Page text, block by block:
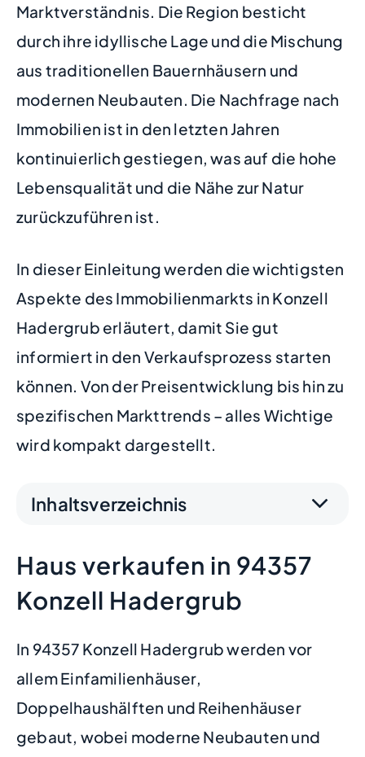
Marktverständnis. Die Region besticht
durch ihre idyllische Lage und die Mischung
aus traditionellen Bauernhäusern und
modernen Neubauten. Die Nachfrage nach
Immobilien ist in den letzten Jahren
kontinuierlich gestiegen, was auf die hohe
Lebensqualität und die Nähe zur Natur
zurückzuführen ist.
In dieser Einleitung werden die wichtigsten
Aspekte des Immobilienmarkts in Konzell
Hadergrub erläutert, damit Sie gut
informiert in den Verkaufsprozess starten
können. Von der Preisentwicklung bis hin zu
spezifischen Markttrends – alles Wichtige
wird kompakt dargestellt.
Inhaltsverzeichnis
Haus verkaufen in 94357
Konzell Hadergrub
In 94357 Konzell Hadergrub werden vor
allem Einfamilienhäuser,
Doppelhaushälften und Reihenhäuser
gebaut, wobei moderne Neubauten und